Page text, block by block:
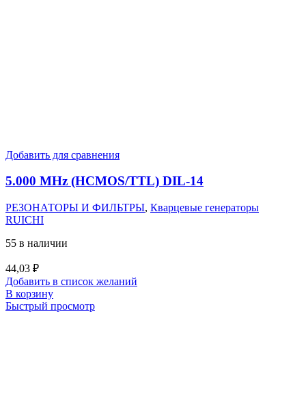
Добавить для сравнения
5.000 MHz (HCMOS/TTL) DIL-14
РЕЗОНАТОРЫ И ФИЛЬТРЫ, Кварцевые генераторы
RUICHI
55 в наличии
44,03 ₽
Добавить в список желаний
В корзину
Быстрый просмотр